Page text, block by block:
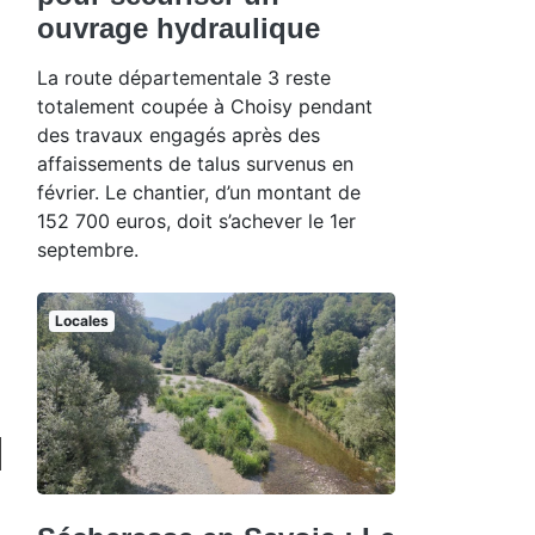
ouvrage hydraulique
La route départementale 3 reste
totalement coupée à Choisy pendant
des travaux engagés après des
affaissements de talus survenus en
février. Le chantier, d’un montant de
152 700 euros, doit s’achever le 1er
septembre.
Locales